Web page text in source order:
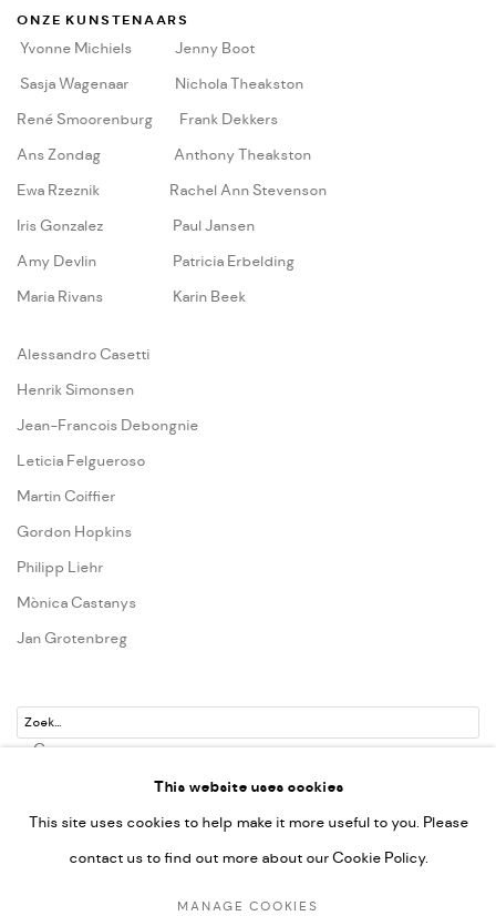
ONZE KUNSTENAARS
Yvonne Michiels
Jenny Boot
Sasja Wagenaar
Nichola Theakston
René Smoorenburg
Frank Dekkers
Ans Zondag
Anthony Theakston
Ewa Rzeznik
Rachel Ann Stevenson
Iris Gonzalez
Paul Jansen
Amy Devlin
Patricia Erbelding
Maria Rivans
Karin Beek
Alessandro Casetti
Henrik Simonsen
Jean-Francois Debongnie
Leticia Felgueroso
Martin Coiffier
Gordon Hopkins
Philipp Liehr
Mònica Castanys
Jan Grotenbreg
Go
This website uses cookies
This site uses cookies to help make it more useful to you. Please
contact us to find out more about our Cookie Policy.
MANAGE COOKIES